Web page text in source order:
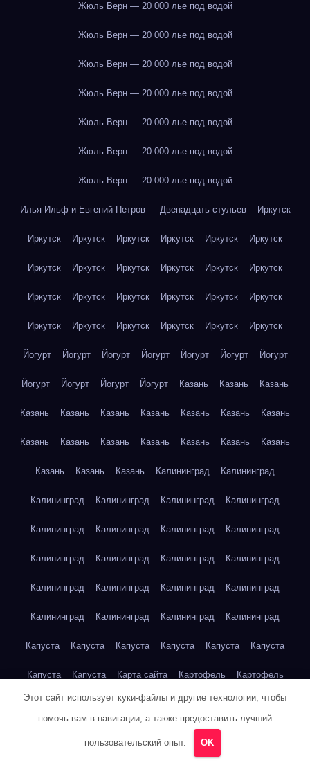
Жюль Верн — 20 000 лье под водой
Жюль Верн — 20 000 лье под водой
Жюль Верн — 20 000 лье под водой
Жюль Верн — 20 000 лье под водой
Жюль Верн — 20 000 лье под водой
Жюль Верн — 20 000 лье под водой
Жюль Верн — 20 000 лье под водой
Илья Ильф и Евгений Петров — Двенадцать стульев Иркутск
Иркутск Иркутск Иркутск Иркутск Иркутск Иркутск
Иркутск Иркутск Иркутск Иркутск Иркутск Иркутск
Иркутск Иркутск Иркутск Иркутск Иркутск Иркутск
Иркутск Иркутск Иркутск Иркутск Иркутск Иркутск
Йогурт Йогурт Йогурт Йогурт Йогурт Йогурт Йогурт
Йогурт Йогурт Йогурт Йогурт Казань Казань Казань
Казань Казань Казань Казань Казань Казань Казань
Казань Казань Казань Казань Казань Казань Казань
Казань Казань Казань Калининград Калининград
Калининград Калининград Калининград Калининград
Калининград Калининград Калининград Калининград
Калининград Калининград Калининград Калининград
Калининград Калининград Калининград Калининград
Калининград Калининград Калининград Калининград
Капуста Капуста Капуста Капуста Капуста Капуста
Капуста Капуста Карта сайта Картофель Картофель
Картофель Картофель Картофель Картофель
Кейптаун
Этот сайт использует куки-файлы и другие технологии, чтобы
помочь вам в навигации, а также предоставить лучший
пользовательский опыт. OK